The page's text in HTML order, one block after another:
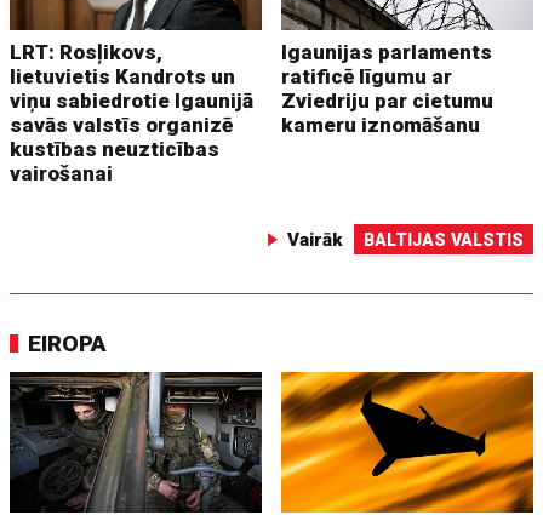
LRT: Rosļikovs,
lietuvietis Kandrots un
viņu sabiedrotie Igaunijā
savās valstīs organizē
kustības neuzticības
vairošanai
Igaunijas parlaments
ratificē līgumu ar
Zviedriju par cietumu
kameru iznomāšanu
Vairāk BALTIJAS VALSTIS
EIROPA